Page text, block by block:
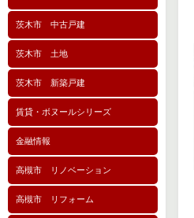
茨木市 中古戸建
茨木市 土地
茨木市 新築戸建
賃貸・ボヌールシリーズ
金融情報
高槻市 リノベーション
高槻市 リフォーム